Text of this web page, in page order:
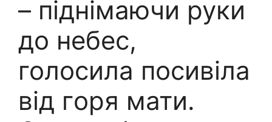
– піднімаючи руки
до небес,
голосила посивіла
від гopя мати.